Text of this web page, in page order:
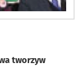
tworzyw